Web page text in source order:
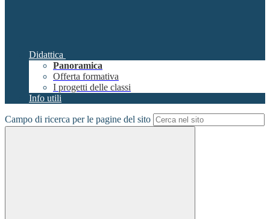
Didattica
Panoramica
Offerta formativa
I progetti delle classi
Info utili
Campo di ricerca per le pagine del sito